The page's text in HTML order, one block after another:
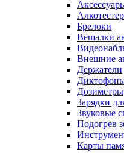
Брелоки
Вешалки
Внешние
Держатели
Дозиметры
Зарядки
Звуковые
Подогрев
Карты